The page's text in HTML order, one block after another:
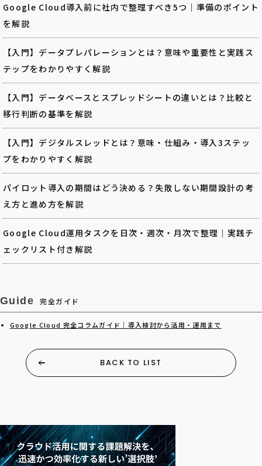
Google Cloud導入前に社内で整理すべき5つ｜準備のポイント
を解説
【入門】データプレパレーションとは？意味や重要性と実践ス
テップをわかりやすく解説
【入門】データベースとスプレッドシートの違いとは？比較と
移行判断の基準を解説
【入門】デジタルスレッドとは？意味・仕組み・導入3ステッ
プをわかりやすく解説
パイロット導入の期間はどう決める？失敗しない期間設計の考
え方と進め方を解説
Google Cloud運用タスクを日次・週次・月次で整理｜実践チ
ェックリスト付き解説
Guide 完全ガイド
Google Cloud 完全コラムガイド｜導入検討から活用・運用まで
BACK TO LIST